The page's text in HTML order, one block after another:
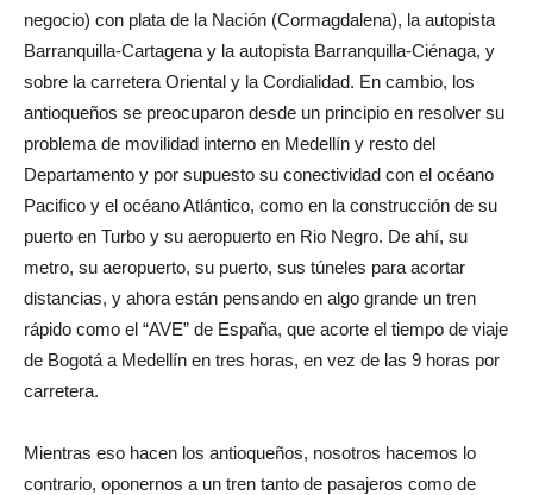
negocio) con plata de la Nación (Cormagdalena), la autopista
Barranquilla-Cartagena y la autopista Barranquilla-Ciénaga, y
sobre la carretera Oriental y la Cordialidad. En cambio, los
antioqueños se preocuparon desde un principio en resolver su
problema de movilidad interno en Medellín y resto del
Departamento y por supuesto su conectividad con el océano
Pacifico y el océano Atlántico, como en la construcción de su
puerto en Turbo y su aeropuerto en Rio Negro. De ahí, su
metro, su aeropuerto, su puerto, sus túneles para acortar
distancias, y ahora están pensando en algo grande un tren
rápido como el “AVE” de España, que acorte el tiempo de viaje
de Bogotá a Medellín en tres horas, en vez de las 9 horas por
carretera.
Mientras eso hacen los antioqueños, nosotros hacemos lo
contrario, oponernos a un tren tanto de pasajeros como de